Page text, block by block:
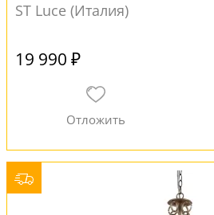
ST Luce (Италия)
19 990 ₽